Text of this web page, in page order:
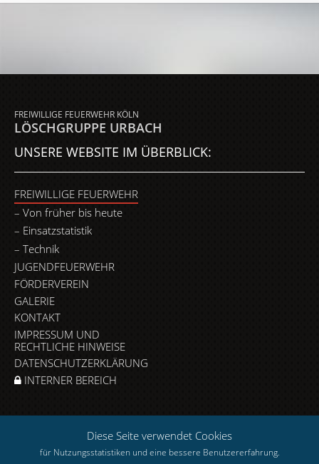
FREIWILLIGE FEUERWEHR KÖLN
LÖSCHGRUPPE URBACH
UNSERE WEBSITE IM ÜBERBLICK:
FREIWILLIGE FEUERWEHR
Von früher bis heute
Einsatzstatistik
Technik
JUGENDFEUERWEHR
FÖRDERVEREIN
GALERIE
KONTAKT
IMPRESSUM UND
RECHTLICHE HINWEISE
DATENSCHUTZERKLÄRUNG
INTERNER BEREICH
Diese Seite verwendet Cookies
für Nutzungsstatistiken und eine bessere Benutzererfahrung.